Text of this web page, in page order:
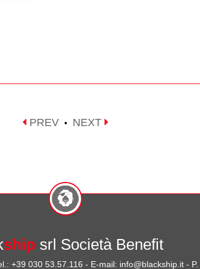
PREV • NEXT
ship srl Società Benefit
+39 030 53.57.116 - E-mail: info@blackship.it -